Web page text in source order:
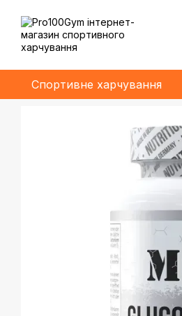
Спортивне харчування